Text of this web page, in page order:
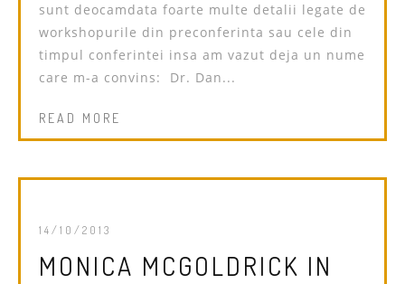
sunt deocamdata foarte multe detalii legate de
workshopurile din preconferinta sau cele din
timpul conferintei insa am vazut deja un nume
care m-a convins: Dr. Dan...
READ MORE
14/10/2013
MONICA MCGOLDRICK IN